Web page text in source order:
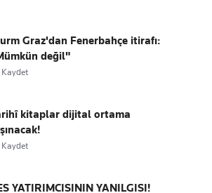
Graz'dan Fenerbahçe itirafı:
değil"
Kaydet
kitaplar dijital ortama
Kaydet
YATIRIMCISININ YANILGISI!